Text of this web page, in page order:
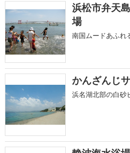
浜松市弁天
場
南国ムードあふれ
かんざんじ
浜名湖北部の白砂